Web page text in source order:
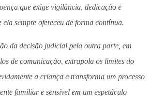
que exige vigilância, dedicação e
ela sempre ofereceu de forma contínua.
da decisão judicial pela outra parte, em
de comunicação, extrapola os limites do
a criança e transforma um processo
familiar e sensível em um espetáculo